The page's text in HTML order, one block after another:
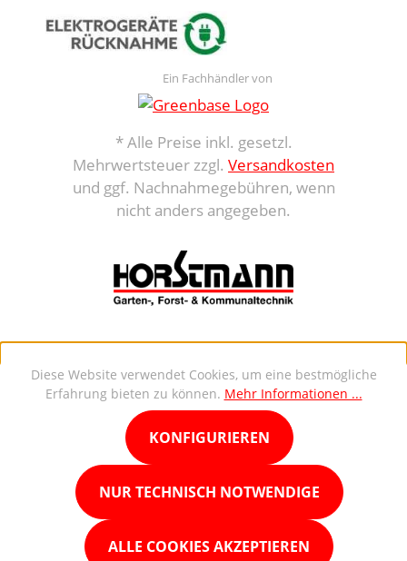
Ein Fachhändler von
* Alle Preise inkl. gesetzl.
Mehrwertsteuer zzgl. Versandkosten
und ggf. Nachnahmegebühren, wenn
nicht anders angegeben.
Diese Website verwendet Cookies, um eine bestmögliche
Erfahrung bieten zu können. Mehr Informationen ...
NUR TECHNISCH NOTWENDIGE
KONFIGURIEREN
ALLE COOKIES AKZEPTIEREN